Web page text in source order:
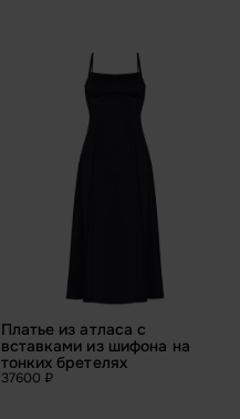
Платье из атласа с
вставками из шифона на
тонких бретелях
37600 ₽